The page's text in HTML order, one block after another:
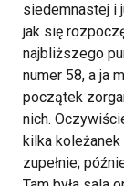
siedemnastej i
jak się
najbliższego
numer 58, a ja
początek
nich.
kilka koleżanek
zupełnie;